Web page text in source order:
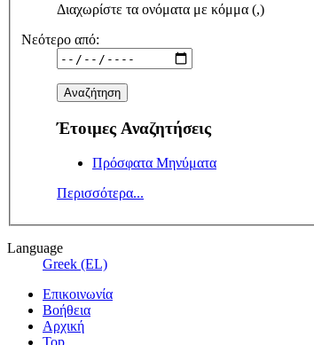
Διαχωρίστε τα ονόματα με κόμμα (,)
Νεότερο από:
Έτοιμες Αναζητήσεις
Πρόσφατα Μηνύματα
Περισσότερα...
Language
Greek (EL)
Επικοινωνία
Βοήθεια
Αρχική
Top